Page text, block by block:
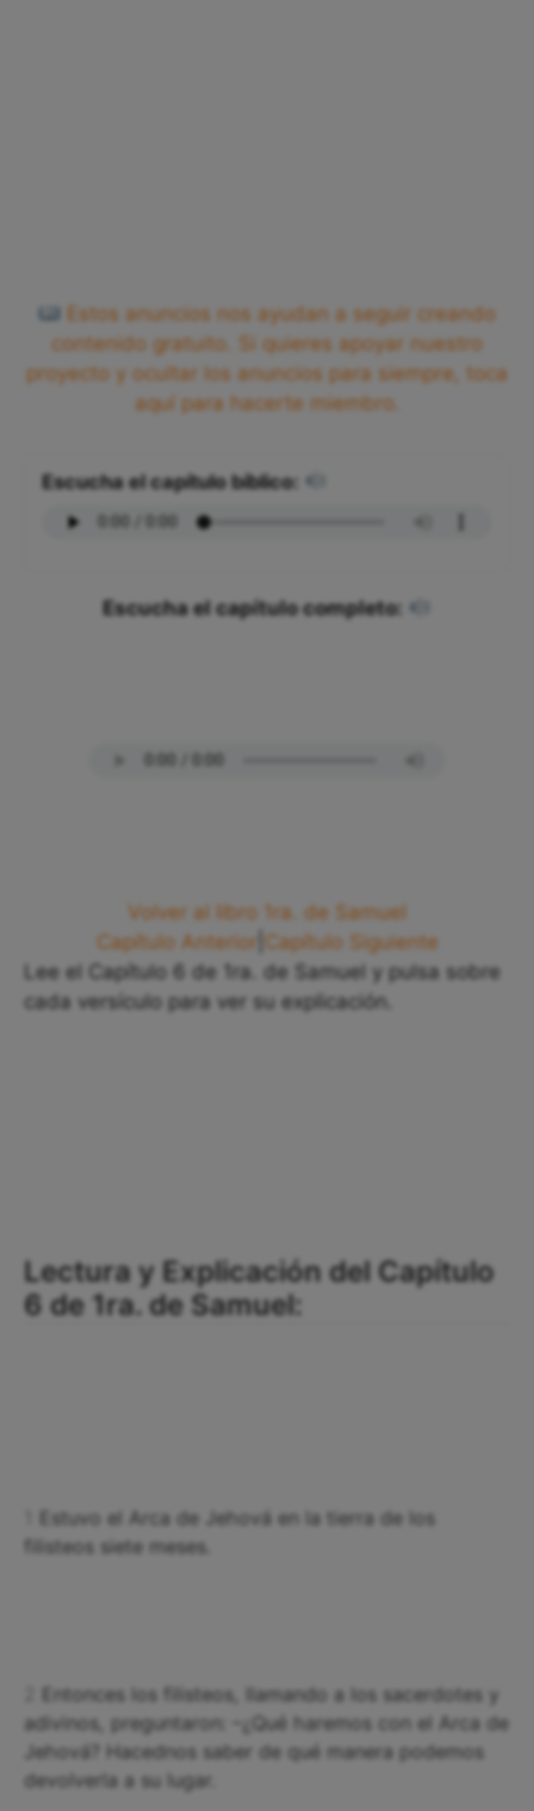
Estos anuncios nos ayudan a seguir creando
contenido gratuito. Si quieres apoyar nuestro
proyecto y ocultar los anuncios para siempre, toca
aquí para hacerte miembro.
Escucha el capítulo bíblico:
Escucha el capítulo completo:
Volver al libro 1ra. de Samuel
Capítulo Anterior
Capítulo Siguiente
Lee el Capítulo 6 de 1ra. de Samuel y pulsa sobre
cada versículo para ver su explicación.
Lectura y Explicación del Capítulo
6 de 1ra. de Samuel:
Estuvo el Arca de Jehová en la tierra de los
filisteos siete meses.
Entonces los filisteos, llamando a los sacerdotes y
adivinos, preguntaron: –¿Qué haremos con el Arca de
Jehová? Hacednos saber de qué manera podemos
devolverla a su lugar.